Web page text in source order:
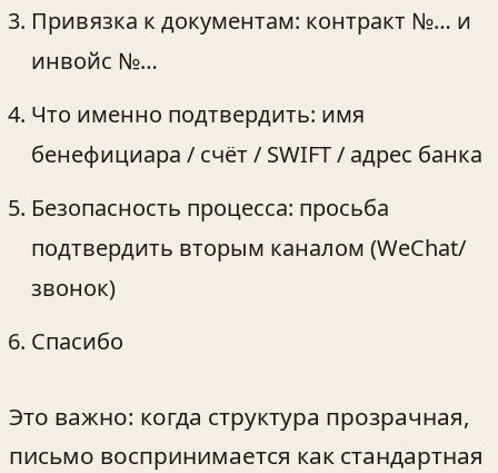
Привязка к документам: контракт №… и
инвойс №…
Что именно подтвердить: имя
бенефициара / счёт / SWIFT / адрес банка
Безопасность процесса: просьба
подтвердить вторым каналом (WeChat/
звонок)
Спасибо
Это важно: когда структура прозрачная,
письмо воспринимается как стандартная